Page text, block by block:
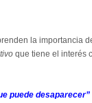
la importancia
que tiene el interés
puede desaparecer”